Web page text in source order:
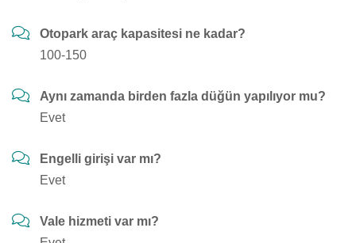
Otopark araç kapasitesi ne kadar?
100-150
Aynı zamanda birden fazla düğün yapılıyor mu?
Evet
Engelli girişi var mı?
Evet
Vale hizmeti var mı?